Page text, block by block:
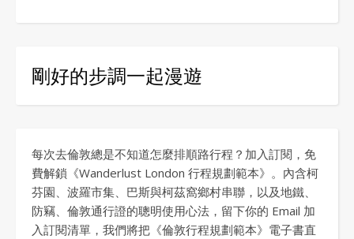
剛好的步調一起漫遊
每次去倫敦總是不知道怎麼排順路行程？加入訂閱，免
費解鎖《Wanderlust London 行程規劃範本》。內含柯
芬園、波羅市集、巴斯與柯茲窩鄉村串聯，以及地鐵、
防竊、倫敦通行證的聰明使用心法，留下你的 Email 加
入訂閱清單，我們將把《倫敦行程規劃範本》電子書直